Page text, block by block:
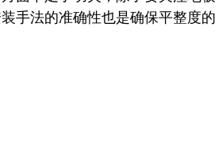
手法的准确性也是确保平整度的